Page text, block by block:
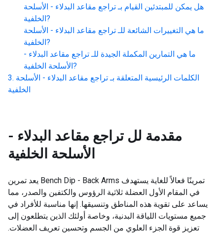
هل يمكن للمبتدئين القيام بـ تراجع مقاعد البدلاء - الأسلحة
الخلفية?
ما هي التغييرات الشائعة للـ تراجع مقاعد البدلاء - الأسلحة
الخلفية?
ما هي التمارين المكملة الجيدة للـ تراجع مقاعد البدلاء -
الأسلحة الخلفية?
الكلمات الرئيسية المتعلقة بـ تراجع مقاعد البدلاء - الأسلحة
الخلفية
مقدمة لل تراجع مقاعد البدلاء -
الأسلحة الخلفية
يعد تمرين Bench Dip - Back Arms تمرينًا فعالاً للغاية يستهدف
في المقام الأول العضلة ثلاثية الرؤوس والكتفين والصدر، مما
يساعد على تقوية هذه المناطق وتنسيقها. إنها مناسبة للأفراد في
جميع مستويات اللياقة البدنية، وخاصة أولئك الذين يتطلعون إلى
تعزيز قوة الجزء العلوي من الجسم وتحسين تعريف العضلات.